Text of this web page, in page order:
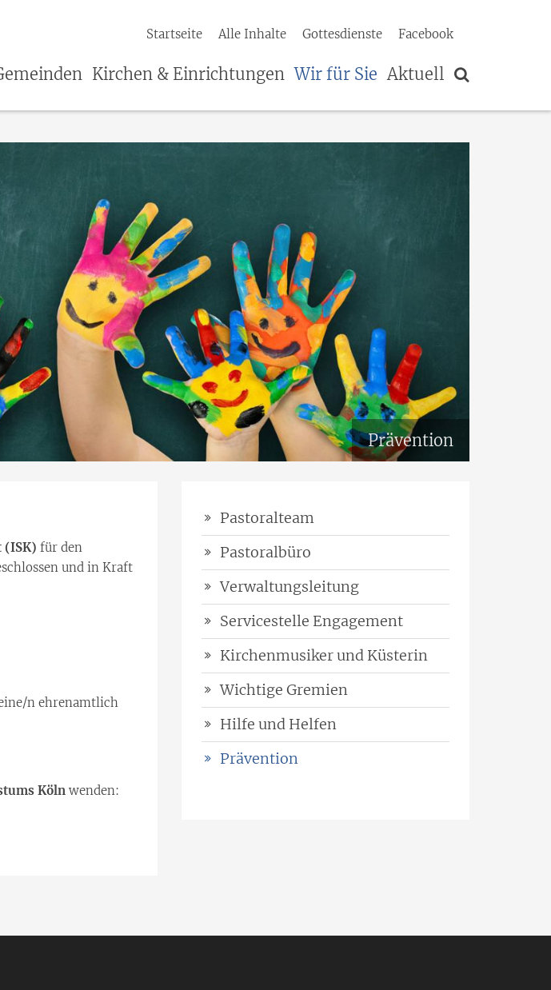
Startseite Alle Inhalte Gottesdienste Facebook
Kirchen & Einrichtungen Wir für Sie Aktuell
Prävention
(ISK) für den
und in Kraft
n ehrenamtlich
Köln wenden:
Pastoralteam
Pastoralbüro
Verwaltungsleitung
Servicestelle Engagement
Kirchenmusiker und Küsterin
Wichtige Gremien
Hilfe und Helfen
Prävention